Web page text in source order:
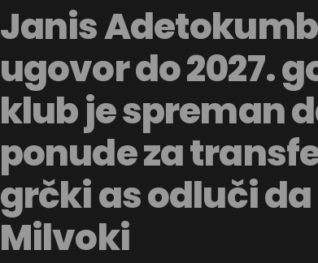
Janis
ugovor do 2027.
klub je spreman
ponude za
grčki as odluči
Milvoki